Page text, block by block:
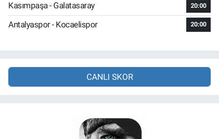
Kasımpaşa - Galatasaray 20:00
Antalyaspor - Kocaelispor 20:00
CANLI SKOR